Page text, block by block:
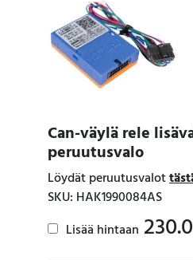
Can-väylä rele
peruutusvalo
Löydät peruutusvalot
SKU: HAK1990084AS
Lisää hintaan